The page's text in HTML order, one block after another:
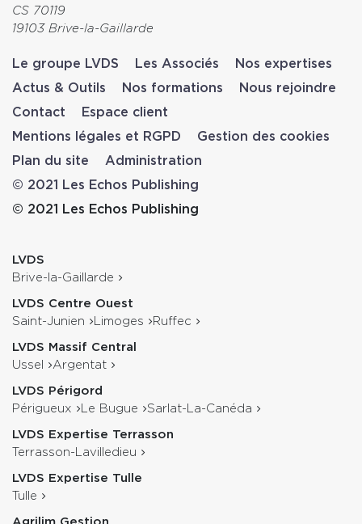
CS 70119
19103 Brive-la-Gaillarde
Le groupe LVDS Les Associés
Nos expertises
Actus & Outils
Nos formations
Nous rejoindre
Contact
Espace client
Mentions légales et RGPD
Gestion des cookies
Plan du site
Administration
© 2021 Les Echos Publishing
© 2021 Les Echos Publishing
LVDS
Brive-la-Gaillarde
LVDS Centre Ouest
Saint-Junien
Limoges Ruffec
LVDS Massif Central
Ussel
Argentat
LVDS Périgord
Périgueux
Le Bugue Sarlat-La-Canéda
LVDS Expertise Terrasson
Terrasson-Lavilledieu
LVDS Expertise Tulle
Tulle